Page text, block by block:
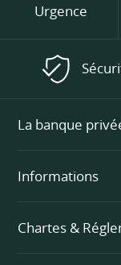
Urgence
La banque
Informations
Chartes &